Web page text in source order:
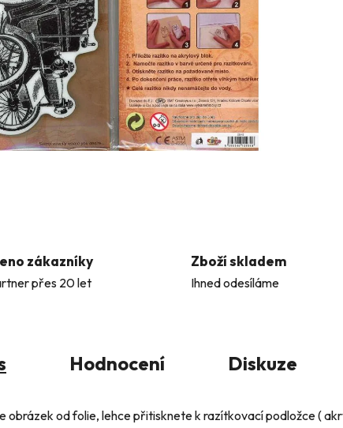
zákazníky
přes 20 let
Zboží skladem
Ihned odesíláme
Hodnocení Diskuze
obrázek od folie, lehce přitisknete k razítkovací podložce (